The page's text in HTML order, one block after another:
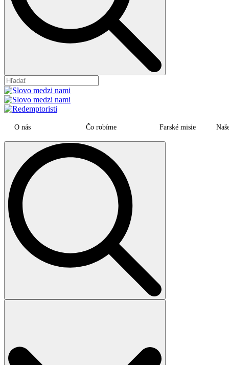
O nás Čo robíme Farské misie
Search